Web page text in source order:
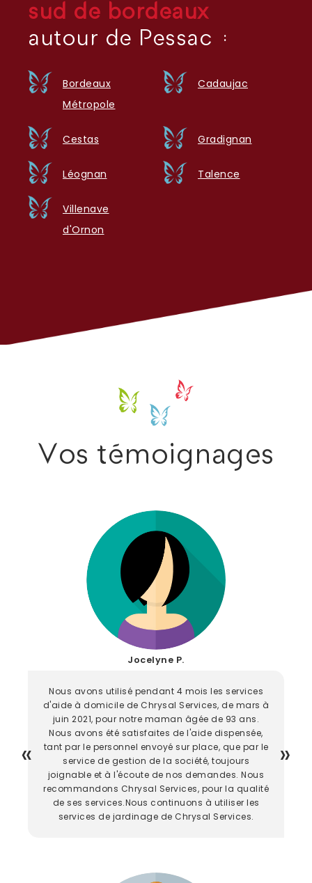
sud de bordeaux
autour de Pessac :
Bordeaux
Métropole
Cadaujac
Cestas Gradignan
Léognan Talence
Villenave
d'Ornon
Vos témoignages
Jocelyne P.
Nous avons utilisé pendant 4 mois les services
d'aide à domicile de Chrysal Services, de mars à
juin 2021, pour notre maman âgée de 93 ans.
Nous avons été satisfaites de l'aide dispensée,
tant par le personnel envoyé sur place, que par le
service de gestion de la société, toujours
joignable et à l'écoute de nos demandes. Nous
recommandons Chrysal Services, pour la qualité
de ses services.Nous continuons à utiliser les
services de jardinage de Chrysal Services.